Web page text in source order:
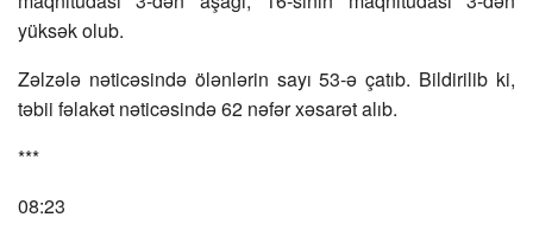
yüksək olub.
Zəlzələ nəticəsində ölənlərin sayı 53-ə çatıb. Bildirilib ki,
təbii fəlakət nəticəsində 62 nəfər xəsarət alıb.
***
08:23